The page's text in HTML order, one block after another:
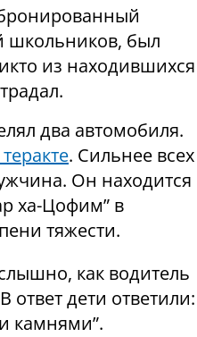
школьников, был
из находившихся
два автомобиля.
. Сильнее всех
Он находится
ха-Цофим” в
тяжести.
как водитель
ответ дети ответили:
камнями”.